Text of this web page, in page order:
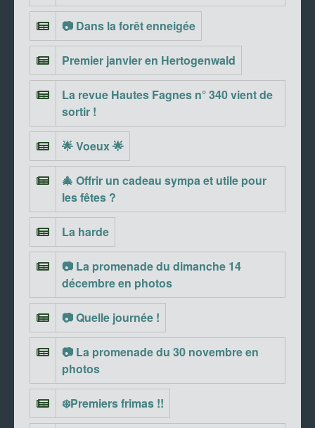
📷 Dans la forêt enneigée
Premier janvier en Hertogenwald
La revue Hautes Fagnes n° 340 vient de
sortir !
🌟 Voeux 🌟
🎄 Offrir un cadeau sympa et utile pour
les fêtes ?
La harde
📷 La promenade du dimanche 14
décembre en photos
📷 Quelle journée !
📷 La promenade du 30 novembre en
photos
❄️Premiers frimas !!